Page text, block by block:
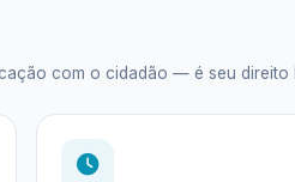
com o cidadão — é seu direito